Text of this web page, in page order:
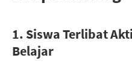
1. Siswa Terlibat
Belajar